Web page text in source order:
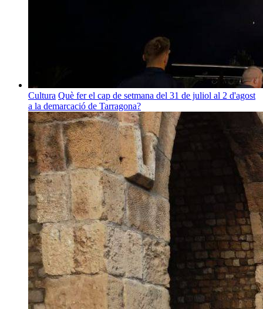
Cultura Què fer el cap de setmana del 31 de juliol al 2 d'agost
a la demarcació de Tarragona?